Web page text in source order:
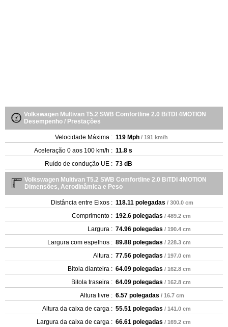
Volkswagen Multivan T5.2 SWB Comfortline 2.0 BiTDI 4MOTION
Desempenho / Prestações
Velocidade Máxima : 119 Mph / 191 km/h
Aceleração 0 aos 100 km/h : 11.8 s
Ruído de condução UE : 73 dB
Volkswagen Multivan T5.2 SWB Comfortline 2.0 BiTDI 4MOTION
Dimensões, Aerodinâmica e Peso
Distância entre Eixos : 118.11 polegadas / 300.0 cm
Comprimento : 192.6 polegadas / 489.2 cm
Largura : 74.96 polegadas / 190.4 cm
Largura com espelhos : 89.88 polegadas / 228.3 cm
Altura : 77.56 polegadas / 197.0 cm
Bitola dianteira : 64.09 polegadas / 162.8 cm
Bitola traseira : 64.09 polegadas / 162.8 cm
Altura livre : 6.57 polegadas / 16.7 cm
Altura da caixa de carga : 55.51 polegadas / 141.0 cm
Largura da caixa de carga : 66.61 polegadas / 169.2 cm